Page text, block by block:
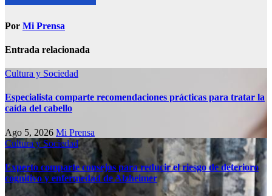
Por Mi Prensa
Entrada relacionada
Cultura y Sociedad
Especialista comparte recomendaciones prácticas para tratar la
caída del cabello
Ago 5, 2026 Mi Prensa
Cultura y Sociedad
Experto comparte consejos para reducir el riesgo de deterioro
cognitivo у enfermedad de Alzheimer